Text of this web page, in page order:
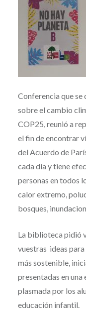
Conferencia que
sobre el cambio
COP25, reunió a
el fin de encontrar
del Acuerdo de
cada día y tiene
personas en todos
calor extremo,
bosques,
La biblioteca pidió
vuestras ideas
más sostenible,
presentadas en
plasmada por los
educación infantil.